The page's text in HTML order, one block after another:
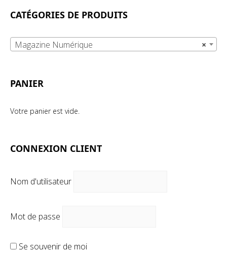
CATÉGORIES DE PRODUITS
×
Magazine Numérique
PANIER
Votre panier est vide.
CONNEXION CLIENT
Nom d'utilisateur
Mot de passe
Se souvenir de moi